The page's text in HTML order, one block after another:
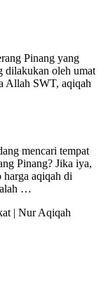
Pinang yang
dilakukan oleh umat
Allah SWT, aqiqah
mencari tempat
Pinang? Jika iya,
aqiqah di
…
| Nur Aqiqah